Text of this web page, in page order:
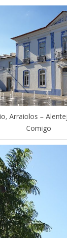
Arraiolos –
Comigo